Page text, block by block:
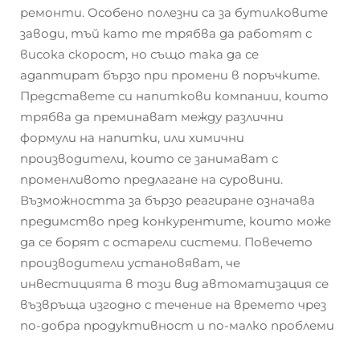
ремонти. Особено полезни са за бутилковите
заводи, тъй като те трябва да работят с
висока скорост, но също така да се
адаптират бързо при промени в поръчките.
Представете си напиткови компании, които
трябва да преминават между различни
формули на напитки, или химични
производители, които се занимават с
променливото предлагане на суровини.
Възможността за бързо реагиране означава
предимство пред конкурентите, които може
да се борят с остарели системи. Повечето
производители установяват, че
инвестицията в този вид автоматизация се
възвръща изгодно с течение на времето чрез
по-добра продуктивност и по-малко проблеми